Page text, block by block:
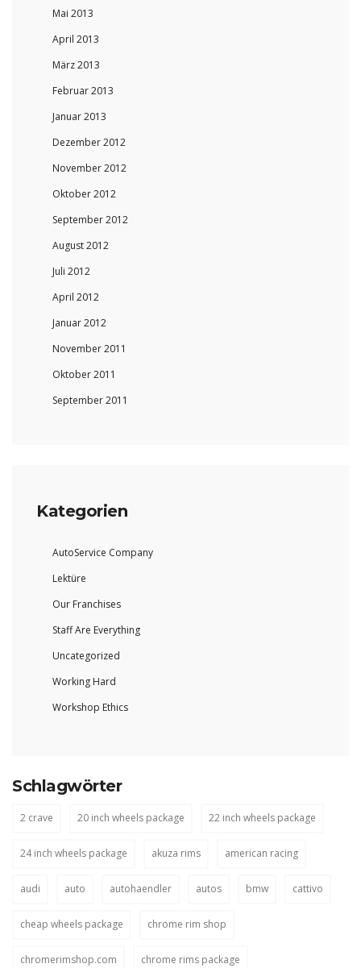
Mai 2013
April 2013
März 2013
Februar 2013
Januar 2013
Dezember 2012
November 2012
Oktober 2012
September 2012
August 2012
Juli 2012
April 2012
Januar 2012
November 2011
Oktober 2011
September 2011
Kategorien
AutoService Company
Lektüre
Our Franchises
Staff Are Everything
Uncategorized
Working Hard
Workshop Ethics
Schlagwörter
2 crave 20 inch wheels package 22 inch wheels package
24 inch wheels package akuza rims american racing
audi auto autohaendler autos bmw cattivo
cheap wheels package chrome rim shop
chromerimshop.com chrome rims package